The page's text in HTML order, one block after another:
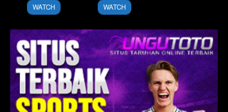
2025
Lubis
WATCH
2025
WATCH